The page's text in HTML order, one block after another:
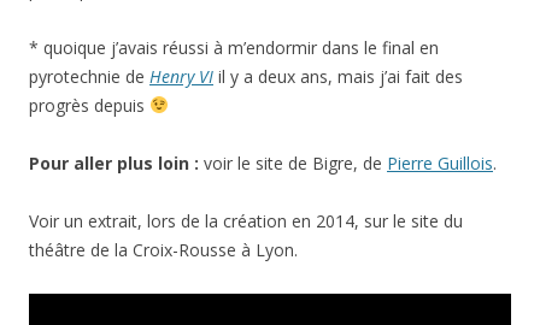
* quoique j’avais réussi à m’endormir dans le final en
pyrotechnie de Henry VI il y a deux ans, mais j’ai fait des
progrès depuis
Pour aller plus loin : voir le site de Bigre, de Pierre Guillois.
Voir un extrait, lors de la création en 2014, sur le site du
théâtre de la Croix-Rousse à Lyon.